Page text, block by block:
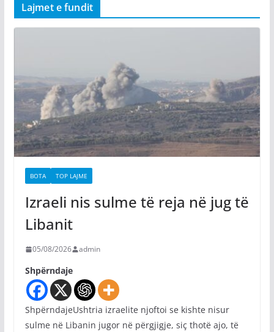
Lajmet e fundit
BOTA TOP LAJME
Izraeli nis sulme të reja në jug të
Libanit
05/08/2026 admin
Shpërndaje
ShpërndajeUshtria izraelite njoftoi se kishte nisur
sulme në Libanin jugor në përgjigje, siç thotë ajo, të